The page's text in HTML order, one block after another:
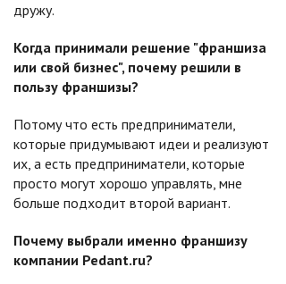
дружу.
Когда принимали решение "франшиза
или свой бизнес", почему решили в
пользу франшизы?
Потому что есть предприниматели,
которые придумывают идеи и реализуют
их, а есть предприниматели, которые
просто могут хорошо управлять, мне
больше подходит второй вариант.
Почему выбрали именно франшизу
компании Pedant.ru?